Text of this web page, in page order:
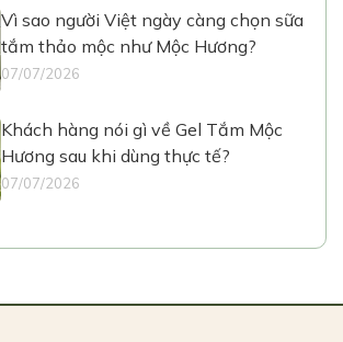
Vì sao người Việt ngày càng chọn sữa
tắm thảo mộc như Mộc Hương?
07/07/2026
Khách hàng nói gì về Gel Tắm Mộc
Hương sau khi dùng thực tế?
07/07/2026